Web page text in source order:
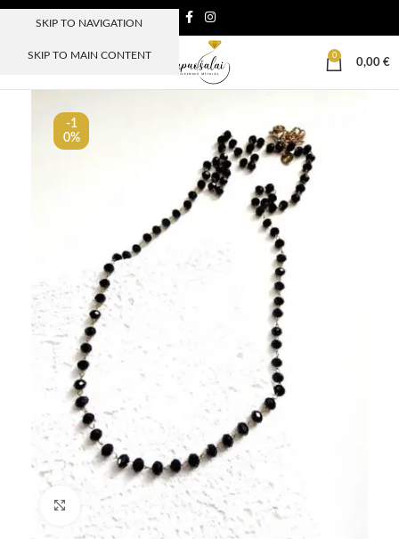
SKIP TO NAVIGATION
SKIP TO MAIN CONTENT
MENIU
0
0,00 €
-1
0%
Paspauskite, kad padidinti